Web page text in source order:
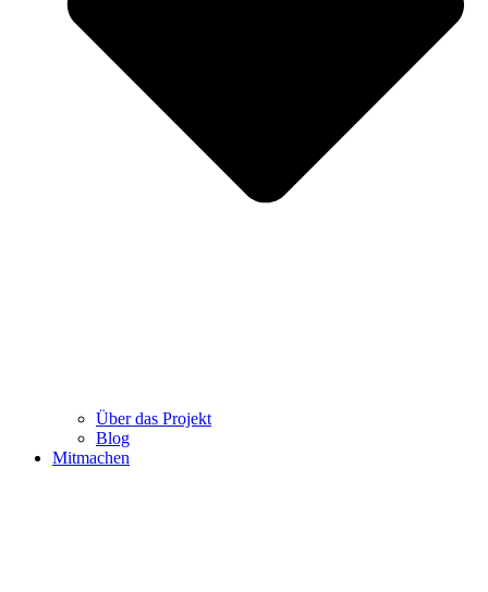
Über das Projekt
Blog
Mitmachen